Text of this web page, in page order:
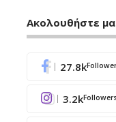
Ακολουθήστε
27.8k
3.2kFollowers